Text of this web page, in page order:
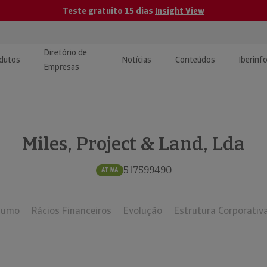
Teste gratuito 15 dias Insight View
e Monitorização de
Diretório de
Empresas
Notícias Conteúdos
| Estudos e
Miles, Project & Land, Lda
ATIVA 517599490
Rácios Financeiros Evolução Estrutura Corporativa